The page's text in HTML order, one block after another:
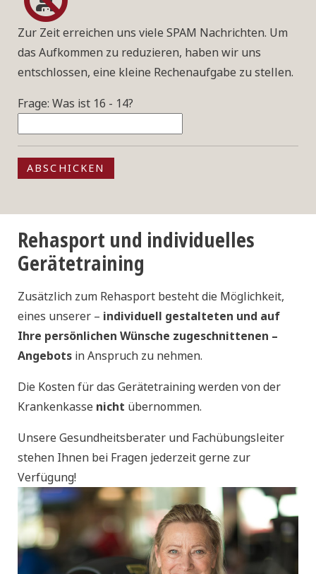
Zur Zeit erreichen uns viele SPAM Nachrichten. Um
das Aufkommen zu reduzieren, haben wir uns
entschlossen, eine kleine Rechenaufgabe zu stellen.
Frage: Was ist 16 - 14?
ABSCHICKEN
Rehasport und individuelles
Gerätetraining
Zusätzlich zum Rehasport besteht die Möglichkeit,
eines unserer – individuell gestalteten und auf
Ihre persönlichen Wünsche zugeschnittenen –
Angebots in Anspruch zu nehmen.
Die Kosten für das Gerätetraining werden von der
Krankenkasse nicht übernommen.
Unsere Gesundheitsberater und Fachübungsleiter
stehen Ihnen bei Fragen jederzeit gerne zur
Verfügung!